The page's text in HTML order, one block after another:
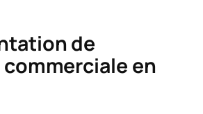
de
commerciale en